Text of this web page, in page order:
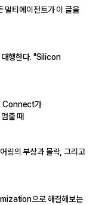
멀티에이전트가 이 글을
대행한다. "Silicon
Connect가
출 때
링의 부상과 몰락, 그리고
으로 해결해보는